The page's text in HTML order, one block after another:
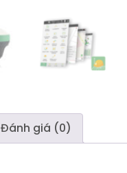
Đánh giá (0)